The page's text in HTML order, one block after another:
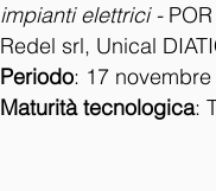
impianti elettrici -
Redel srl, Unical
Periodo: 17
Maturità tecnologica: